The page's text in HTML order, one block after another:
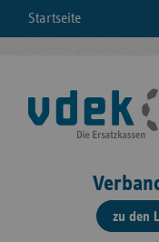
Startseite
zu den